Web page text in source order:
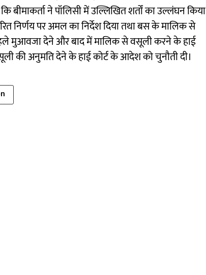
ने पॉलिसी में उल्लिखित शर्तों का उल्लंघन किया
निर्णय पर अमल का निर्देश दिया तथा बस के मालिक से
मुआवजा देने और बाद में मालिक से वसूली करने के हाई
की अनुमति देने के हाई कोर्ट के आदेश को चुनौती दी।